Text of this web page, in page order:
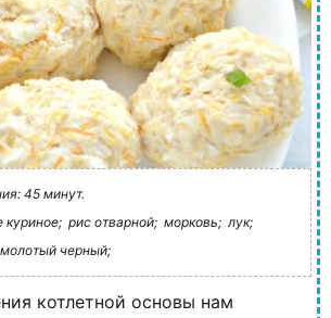
45 минут.
куриное; рис отварной; морковь; лук;
черный;
котлетной основы нам